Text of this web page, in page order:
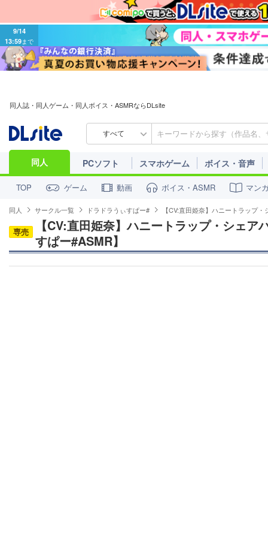
9/14
13:59まで
同人誌・同人ゲーム・同人ボイス・ASMRならDLsite
すべて
同人 PCソフト スマホゲーム ボイス・音声
TOP ゲーム 動画 ボイス・ASMR マン
同人 サークル一覧 ドラドラうぃすぱー# 【CV:直田姫奈】ハニートラップ
専売
【CV:直田姫奈】ハニートラップ・シェ
すぱー#ASMR】